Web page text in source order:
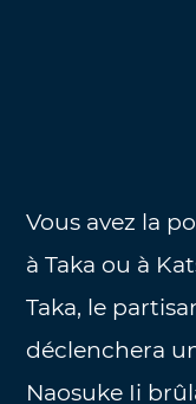
Vous avez la
à Taka ou à
Taka, le
déclenchera
Naosuke Ii